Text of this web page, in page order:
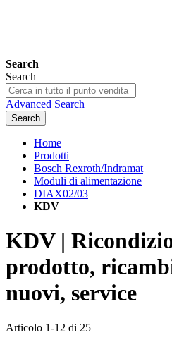
Search
Search
Advanced Search
Search
Home
Prodotti
Bosch Rexroth/Indramat
Moduli di alimentazione
DIAX02/03
KDV
KDV |
prodotto,
nuovi, service
Articolo 1-12 di 25